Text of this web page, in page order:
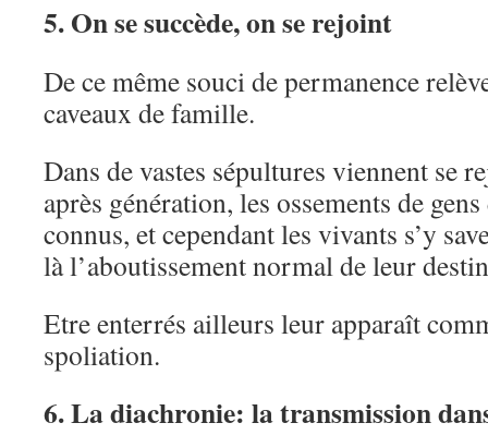
5. On se succède, on se rejoint
De ce même souci de permanence
caveaux de famille.
Dans de vastes sépultures viennent se
après génération, les ossements de
connus, et cependant les vivants s’y
là l’aboutissement normal de leur
Etre enterrés ailleurs leur apparaît
spoliation.
6. La diachronie: la transmission